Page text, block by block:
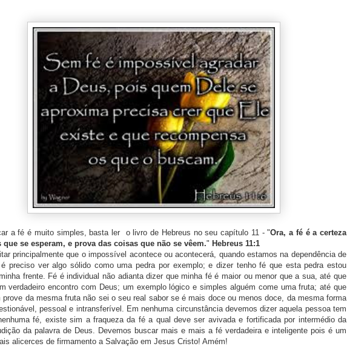
a fé é muito simples, basta ler o livro de Hebreus no seu capítulo 11 - "Ora, a fé é a certeza
que se esperam, e prova das coisas que não se vêem." Hebreus 11:1
principalmente que o impossível acontece ou acontecerá, quando estamos na dependência de
é preciso ver algo sólido como uma pedra por exemplo; e dizer tenho fé que esta pedra estou
frente. Fé é individual não adianta dizer que minha fé é maior ou menor que a sua, até que
verdadeiro encontro com Deus; um exemplo lógico e simples alguém come uma fruta; até que
prove da mesma fruta não sei o seu real sabor se é mais doce ou menos doce, da mesma forma
pessoal e intransferível. Em nenhuma circunstância devemos dizer aquela pessoa tem
fé, existe sim a fraqueza da fé a qual deve ser avivada e fortificada por intermédio da
da palavra de Deus. Devemos buscar mais e mais a fé verdadeira e inteligente pois é um
alicerces de firmamento a Salvação em Jesus Cristo! Amém!